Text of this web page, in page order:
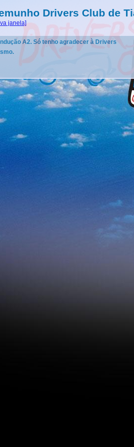
Drivers Club de
janela]
A2. Só tenho agradecer à Drivers